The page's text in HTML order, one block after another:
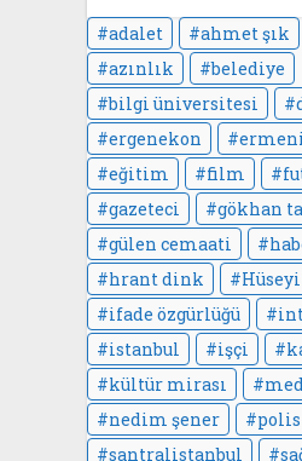
adalet ahmet şık
azınlık
belediye
bilgi üniversitesi
ergenekon
ermeni
eğitim
film
gazeteci
gökhan
gülen cemaati
hrant dink
ifade özgürlüğü
istanbul
işçi
kültür mirası
nedim şener
polis
santralistanbul